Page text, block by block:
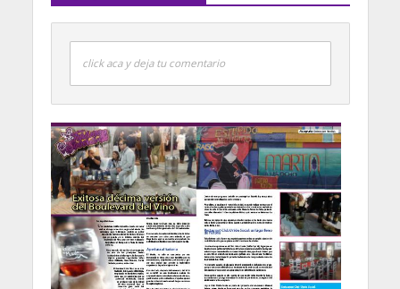
click aca y deja tu comentario